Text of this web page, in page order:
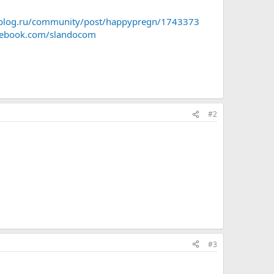
community/post/happypregn/1743373
slandocom
#2
#3